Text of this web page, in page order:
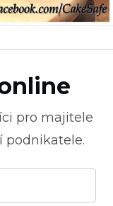
pro majitele
podnikatele.